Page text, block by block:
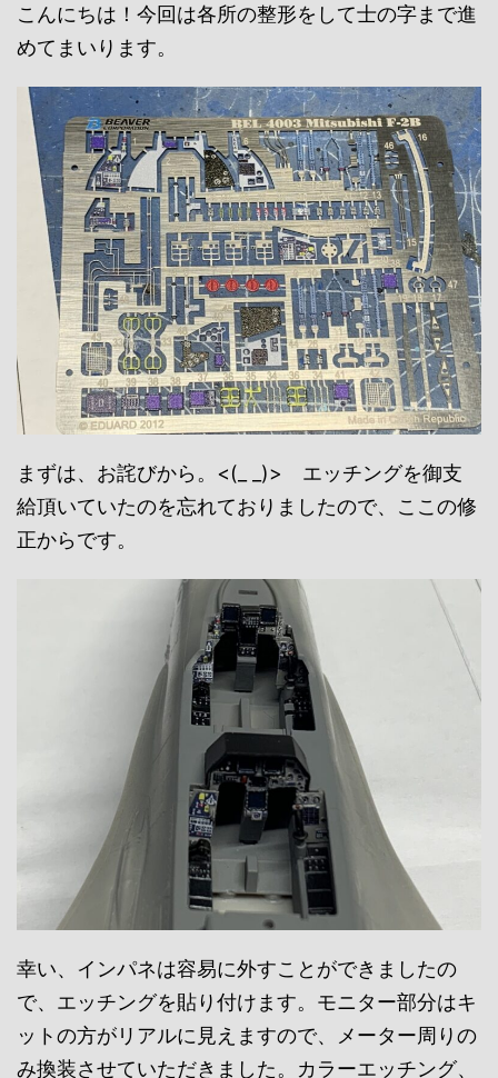
こんにちは！今回は各所の整形をして士の字まで進
めてまいります。
まずは、お詫びから。<(_ _)> エッチングを御支
給頂いていたのを忘れておりましたので、ここの修
正からです。
幸い、インパネは容易に外すことができましたの
で、エッチングを貼り付けます。モニター部分はキ
ットの方がリアルに見えますので、メーター周りの
み換装させていただきました。カラーエッチング、